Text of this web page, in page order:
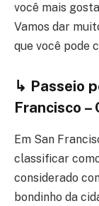
você mais
Vamos dar
que você pode
↳ Passeio
Francisco –
Em San
classificar
considerado
bondinho da